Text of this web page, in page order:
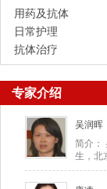
用药及抗体
日常护理
抗体治疗
专家介绍
吴润晖
简介：
生，北